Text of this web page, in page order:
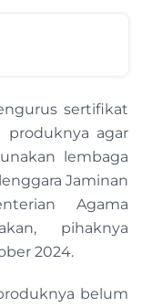
sertifikat
produknya agar
lembaga
Jaminan
Agama
pihaknya
2024.
belum